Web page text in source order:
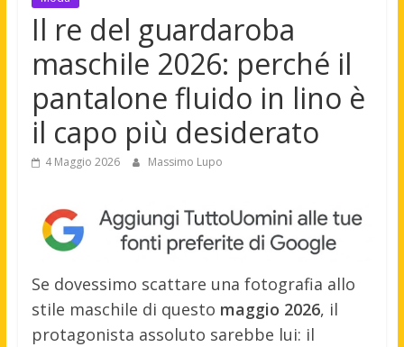
Il re del guardaroba
maschile 2026: perché il
pantalone fluido in lino è
il capo più desiderato
4 Maggio 2026 Massimo Lupo
Se dovessimo scattare una fotografia allo
stile maschile di questo maggio 2026, il
protagonista assoluto sarebbe lui: il